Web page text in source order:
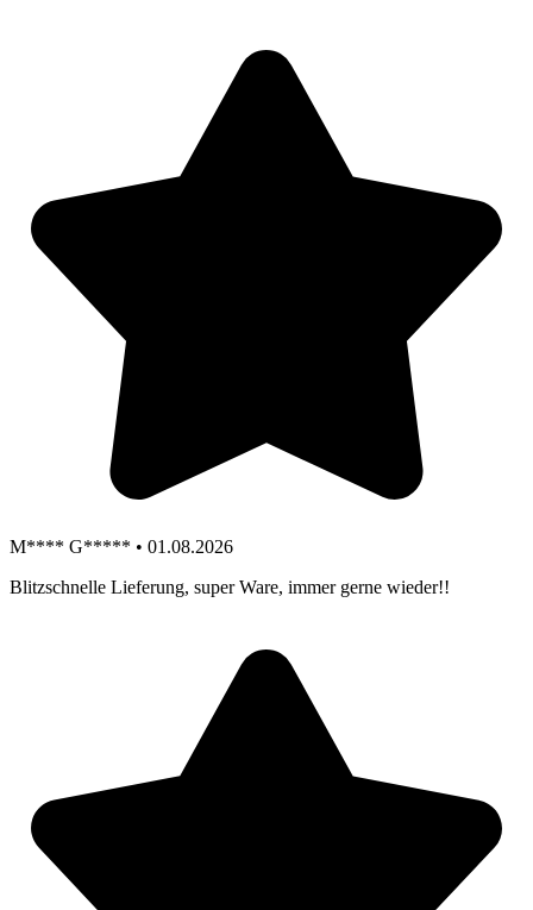
M**** G***** • 01.08.2026
Blitzschnelle Lieferung, super Ware, immer gerne wieder!!